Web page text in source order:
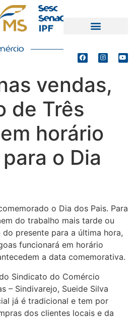
vendas,
de Três
horário
o Dia
o Dia dos Pais. Para
do trabalho mais tarde ou
presente para a última hora,
funcionará em horário
a data comemorativa.
Sindicato do Comércio
– Sindivarejo, Sueide Silva
já é tradicional e tem por
dos clientes locais e da